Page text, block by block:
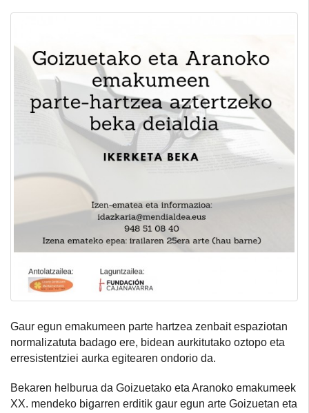
Gaur egun emakumeen parte hartzea zenbait espaziotan
normalizatuta badago ere, bidean aurkitutako oztopo eta
erresistentziei aurka egitearen ondorio da.
Bekaren helburua da Goizuetako eta Aranoko emakumeek
XX. mendeko bigarren erditik gaur egun arte Goizuetan eta